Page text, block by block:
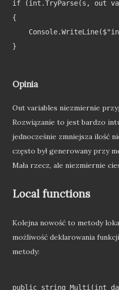
if (int.TryParse(s, out
{
}
Opinia
Out variables niezmiernie
Rozwiązanie to jest bardzo
jednocześnie zmniejsza ilość
często był generowany przy
Mała rzecz, ale niezmiernie
Local functions
Kolejna nowość to metody
możliwość deklarowania
metody:
public string Multi(int